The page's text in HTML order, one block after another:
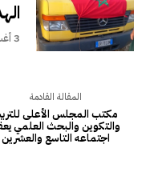
3 أغسطس، 2026
المقالة القادمة
مكتب المجلس الأعلى
والتكوين والبحث العلمي
اجتماعه التاسع والعشرين